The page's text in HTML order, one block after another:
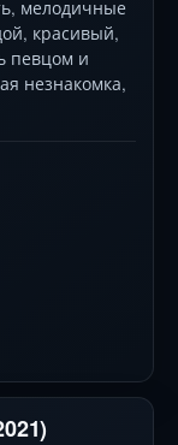
мелодичные
красивый,
певцом и
незнакомка,